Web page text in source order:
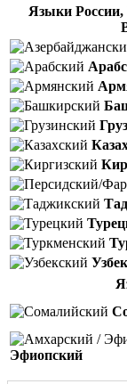
Языки России,
Эфиопский